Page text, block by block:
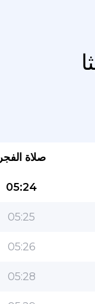
صلاة الفجر
05:24
05:25
05:26
05:28